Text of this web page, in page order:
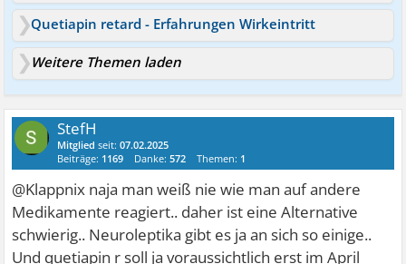
Quetiapin retard - Erfahrungen Wirkeintritt
Weitere Themen laden
StefH
Mitglied seit:07.02.2025
Beiträge: 1169 Danke:572 Themen: 1
@Klappnix naja man weiß nie wie man auf andere
Medikamente reagiert.. daher ist eine Alternative
schwierig.. Neuroleptika gibt es ja an sich so einige..
Und quetiapin r soll ja voraussichtlich erst im April